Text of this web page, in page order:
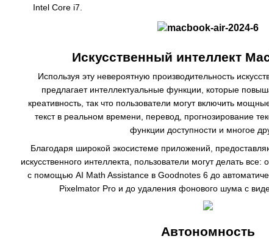
Intel Core i7.
Искусственный интеллект
Используя эту невероятную производительность
предлагает интеллектуальные функции, которые
креативность, так что пользователи могут включить
текст в реальном времени, перевод, прогнозирование
функции доступности и многое
Благодаря широкой экосистеме приложений,
искусственного интеллекта, пользователи могут делать
с помощью AI Math Assistance в Goodnotes 6 до
Pixelmator Pro и до удаления фонового шума с
Автономность